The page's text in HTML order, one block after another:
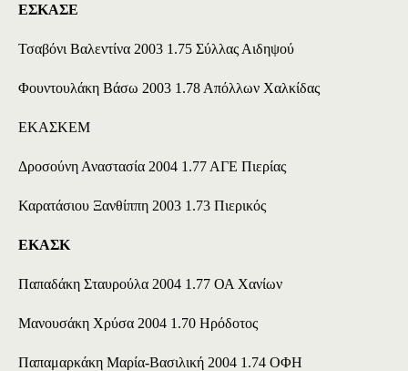
ΕΣΚΑΣΕ
Τσαβόνι Βαλεντίνα 2003 1.75 Σύλλας Αιδηψού
Φουντουλάκη Βάσω 2003 1.78 Απόλλων Χαλκίδας
ΕΚΑΣΚΕΜ
Δροσούνη Αναστασία 2004 1.77 ΑΓΕ Πιερίας
Καρατάσιου Ξανθίππη 2003 1.73 Πιερικός
ΕΚΑΣΚ
Παπαδάκη Σταυρούλα 2004 1.77 ΟΑ Χανίων
Μανουσάκη Χρύσα 2004 1.70 Ηρόδοτος
Παπαμαρκάκη Μαρία-Βασιλική 2004 1.74 ΟΦΗ